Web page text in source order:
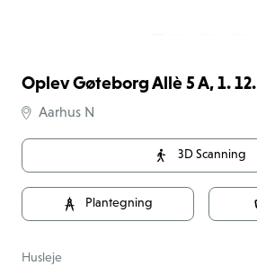
Oplev Gøteborg Allè 5 A, 1. 12.
Aarhus N
3D Scanning
Plantegning
Husleje